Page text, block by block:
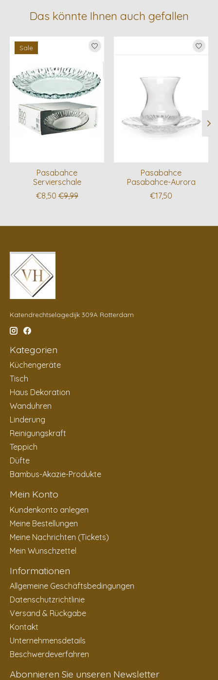
Das könnte Ihnen auch gefallen
Produkt-Karussell-Artikel
Sale
Pasabahce
Servierschale
€8,50 €9,99
Pasabahce
Pasabahce-Aurora
€17,50
Katendrechtselagedijk 309A Rotterdam
Kategorien
Küchengeräte
Tisch
Haus Dekoration
Wanduhren
Linderung
Reinigungskraft
Teppich
Düfte
Bambus-Akazie-Produkte
Mein Konto
Kundenkonto anlegen
Meine Bestellungen
Meine Nachrichten (Tickets)
Mein Wunschzettel
Informationen
Allgemeine Geschäftsbedingungen
Datenschutzrichtlinie
Versand & Rückgabe
Kontakt
Unternehmensdetails
Beschwerdeverfahren
Abonnieren Sie unseren Newsletter